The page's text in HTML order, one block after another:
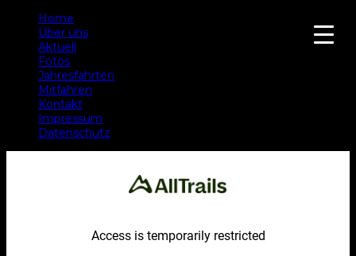
Home
Über uns
Aktuell
Fotos
Jahresfahrten
Mitfahren
Kontakt
Impressum
Datenschutz